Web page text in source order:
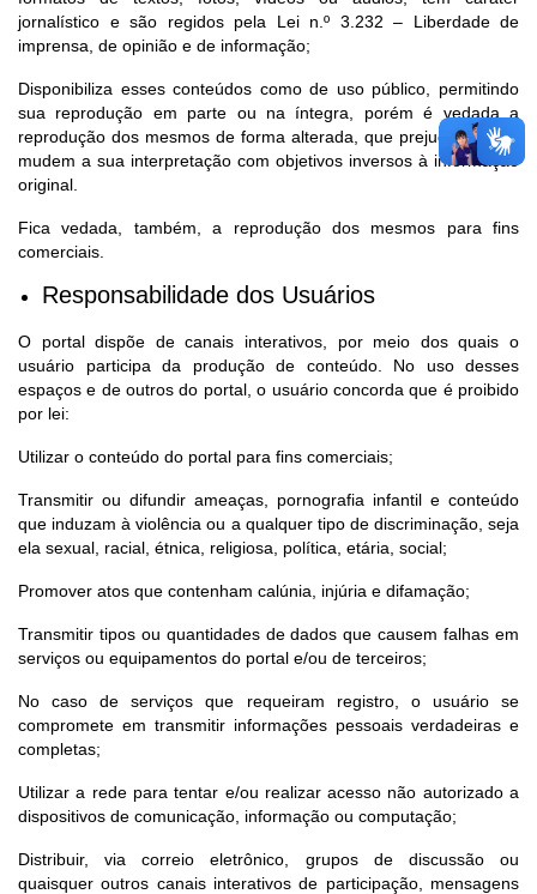
jornalístico e são regidos pela Lei n.º 3.232 – Liberdade de
imprensa, de opinião e de informação;
Disponibiliza esses conteúdos como de uso público, permitindo
sua reprodução em parte ou na íntegra, porém é vedada a
reprodução dos mesmos de forma alterada, que prejudiquem ou
mudem a sua interpretação com objetivos inversos à informação
original.
Fica vedada, também, a reprodução dos mesmos para fins
comerciais.
Responsabilidade dos Usuários
O portal dispõe de canais interativos, por meio dos quais o
usuário participa da produção de conteúdo. No uso desses
espaços e de outros do portal, o usuário concorda que é proibido
por lei:
Utilizar o conteúdo do portal para fins comerciais;
Transmitir ou difundir ameaças, pornografia infantil e conteúdo
que induzam à violência ou a qualquer tipo de discriminação, seja
ela sexual, racial, étnica, religiosa, política, etária, social;
Promover atos que contenham calúnia, injúria e difamação;
Transmitir tipos ou quantidades de dados que causem falhas em
serviços ou equipamentos do portal e/ou de terceiros;
No caso de serviços que requeiram registro, o usuário se
compromete em transmitir informações pessoais verdadeiras e
completas;
Utilizar a rede para tentar e/ou realizar acesso não autorizado a
dispositivos de comunicação, informação ou computação;
Distribuir, via correio eletrônico, grupos de discussão ou
quaisquer outros canais interativos de participação, mensagens